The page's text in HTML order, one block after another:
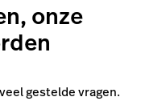
onze
gestelde vragen.